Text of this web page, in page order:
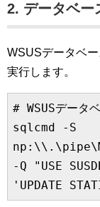
2. データベー
WSUSデータベ
実行します。
# WSUSデータ
sqlcmd -S
-Q "USE
'UPDATE